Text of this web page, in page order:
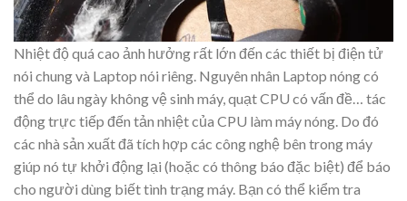
Nhiệt độ quá cao ảnh hưởng rất lớn đến các thiết bị điện tử
nói chung và Laptop nói riêng. Nguyên nhân Laptop nóng có
thể do lâu ngày không vệ sinh máy, quạt CPU có vấn đề… tác
động trực tiếp đến tản nhiệt của CPU làm máy nóng. Do đó
các nhà sản xuất đã tích hợp các công nghệ bên trong máy
giúp nó tự khởi động lại (hoặc có thông báo đặc biệt) để báo
cho người dùng biết tình trạng máy. Bạn có thể kiểm tra